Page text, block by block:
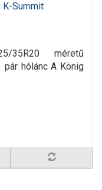
K-Summit
35R20 méretű
pár hólánc A König